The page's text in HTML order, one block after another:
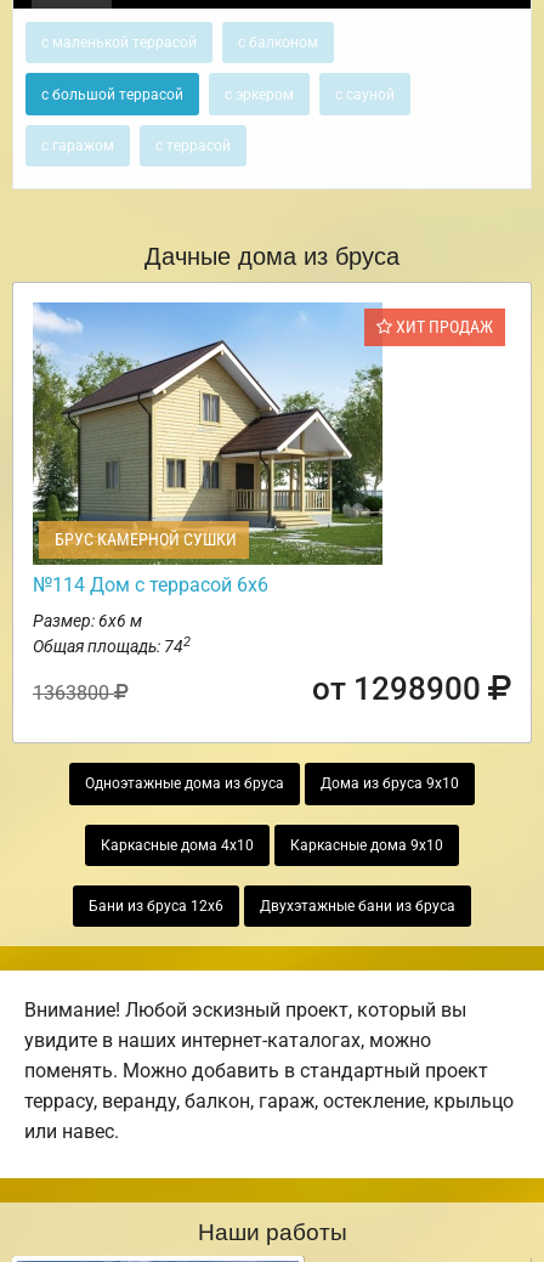
с маленькой террасой с балконом
с большой террасой с эркером с сауной
с гаражом с террасой
Дачные дома из бруса
ХИТ ПРОДАЖ
БРУС КАМЕРНОЙ СУШКИ
№114 Дом с террасой 6х6
Размер: 6х6 м
Общая площадь: 742
1363800 от 1298900
Одноэтажные дома из бруса Дома из бруса 9х10
Каркасные дома 4х10 Каркасные дома 9х10
Бани из бруса 12х6 Двухэтажные бани из бруса
Внимание! Любой эскизный проект, который вы
увидите в наших интернет-каталогах, можно
поменять. Можно добавить в стандартный проект
террасу, веранду, балкон, гараж, остекление, крыльцо
или навес.
Наши работы